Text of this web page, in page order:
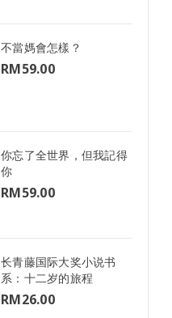
不當媽會怎樣？
RM59.00
你忘了全世界，但我記得
你
RM59.00
长青藤国际大奖小说书
系：十二岁的旅程
RM26.00